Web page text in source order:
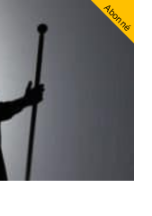
Abonné